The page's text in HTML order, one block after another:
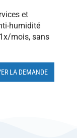
et
humidité
mois, sans